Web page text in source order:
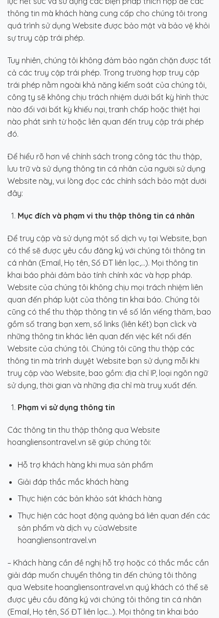
thông tin mà khách hàng cung cấp cho chúng tôi trong
quá trình sử dụng Website được bảo mật và bảo vệ khỏi
sự truy cập trái phép.
Tuy nhiên, chúng tôi không đảm bảo ngăn chặn được tất
cả các truy cập trái phép. Trong trường hợp truy cập
trái phép nằm ngoài khả năng kiểm soát của chúng tôi,
công ty sẽ không chịu trách nhiệm dưới bất kỳ hình thức
nào đối với bất kỳ khiếu nại, tranh chấp hoặc thiệt hại
nào phát sinh từ hoặc liên quan đến truy cập trái phép
đó.
Để hiểu rõ hơn về chính sách trong công tác thu thập,
lưu trữ và sử dụng thông tin cá nhân của người sử dụng
Website này, vui lòng đọc các chính sách bảo mật dưới
đây:
Mục đích và phạm vi thu thập thông tin cá nhân
Để truy cập và sử dụng một số dịch vụ tại Website, bạn
có thể sẽ được yêu cầu đăng ký với chúng tôi thông tin
cá nhân (Email, Họ tên, Số ĐT liên lạc,…). Mọi thông tin
khai báo phải đảm bảo tính chính xác và hợp pháp.
Website của chúng tôi không chịu mọi trách nhiệm liên
quan đến pháp luật của thông tin khai báo. Chúng tôi
cũng có thể thu thập thông tin về số lần viếng thăm, bao
gồm số trang bạn xem, số links (liên kết) bạn click và
những thông tin khác liên quan đến việc kết nối đến
Website của chúng tôi. Chúng tôi cũng thu thập các
thông tin mà trình duyệt Website bạn sử dụng mỗi khi
truy cập vào Website, bao gồm: địa chỉ IP, loại ngôn ngữ
sử dụng, thời gian và những địa chỉ mà truy xuất đến.
Phạm vi sử dụng thông tin
Các thông tin thu thập thông qua Website
hoangliensontravel.vn sẽ giúp chúng tôi:
Hỗ trợ khách hàng khi mua sản phẩm
Giải đáp thắc mắc khách hàng
Thực hiện các bản khảo sát khách hàng
Thực hiện các hoạt động quảng bá liên quan đến các
sản phẩm và dịch vụ củaWebsite
hoangliensontravel.vn
– Khách hàng cần đề nghị hỗ trợ hoặc có thắc mắc cần
giải đáp muốn chuyển thông tin đến chúng tôi thông
qua Website hoangliensontravel.vn quý khách có thể sẽ
được yêu cầu đăng ký với chúng tôi thông tin cá nhân
(Email, Họ tên, Số ĐT liên lạc…). Mọi thông tin khai báo